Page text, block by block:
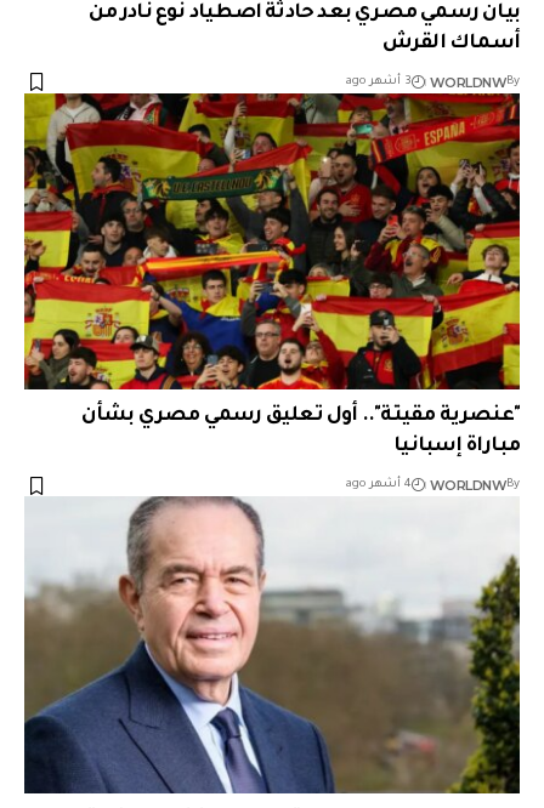
بيان رسمي مصري بعد حادثة اصطياد نوع نادر من
أسماك القرش
By
WORLDNW 3 أشهر ago
"عنصرية مقيتة".. أول تعليق رسمي مصري بشأن
مباراة إسبانيا
By
WORLDNW 4 أشهر ago